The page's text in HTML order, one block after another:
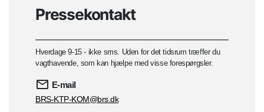
Pressekontakt
Hverdage 9-15 - ikke sms. Uden for det tidsrum træffer du
vagthavende, som kan hjælpe med visse forespørgsler.
E-mail
BRS-KTP-KOM@brs.dk